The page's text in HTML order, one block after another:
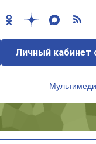
Личный кабинет